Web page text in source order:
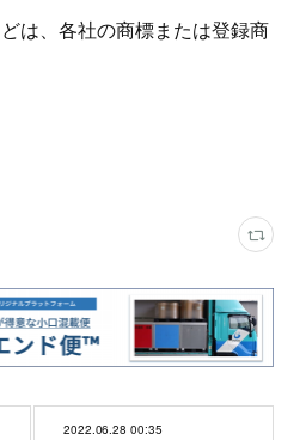
は、各社の商標または登録商
2022.06.28 00:35